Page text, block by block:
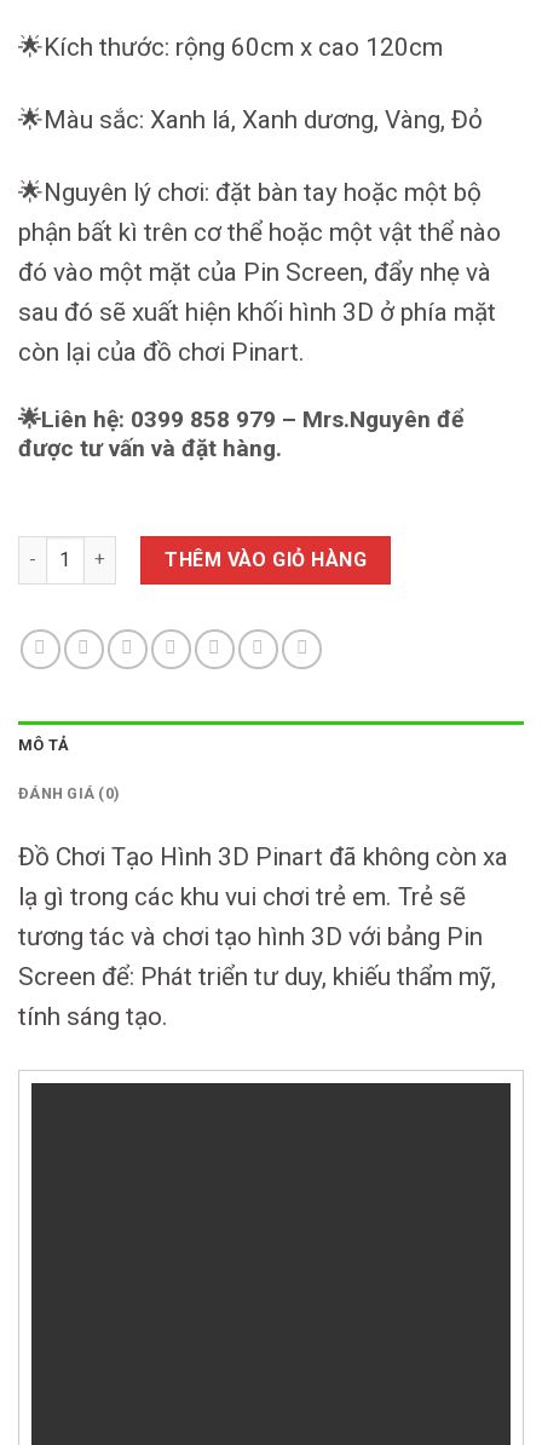
🌟Kích thước: rộng 60cm x cao 120cm
🌟Màu sắc: Xanh lá, Xanh dương, Vàng, Đỏ
🌟Nguyên lý chơi: đặt bàn tay hoặc một bộ
phận bất kì trên cơ thể hoặc một vật thể nào
đó vào một mặt của Pin Screen, đẩy nhẹ và
sau đó sẽ xuất hiện khối hình 3D ở phía mặt
còn lại của đồ chơi Pinart.
🌟Liên hệ: 0399 858 979 – Mrs.Nguyên để
được tư vấn và đặt hàng.
Đồ Chơi Tạo Hình 3D Pinart Cho Bé Khu Vui Chơi Trẻ Em số
THÊM VÀO GIỎ HÀNG
MÔ TẢ
ĐÁNH GIÁ (0)
Đồ Chơi Tạo Hình 3D Pinart đã không còn xa
lạ gì trong các khu vui chơi trẻ em. Trẻ sẽ
tương tác và chơi tạo hình 3D với bảng Pin
Screen để: Phát triển tư duy, khiếu thẩm mỹ,
tính sáng tạo.